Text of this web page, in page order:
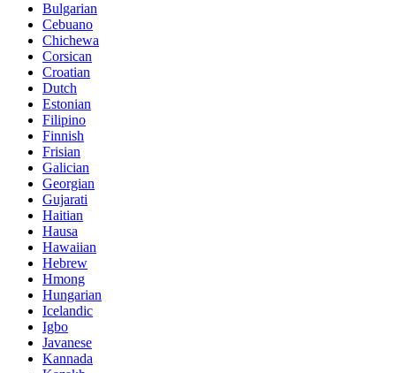
Bulgarian
Cebuano
Chichewa
Corsican
Croatian
Dutch
Estonian
Filipino
Finnish
Frisian
Galician
Georgian
Gujarati
Haitian
Hausa
Hawaiian
Hebrew
Hmong
Hungarian
Icelandic
Igbo
Javanese
Kannada